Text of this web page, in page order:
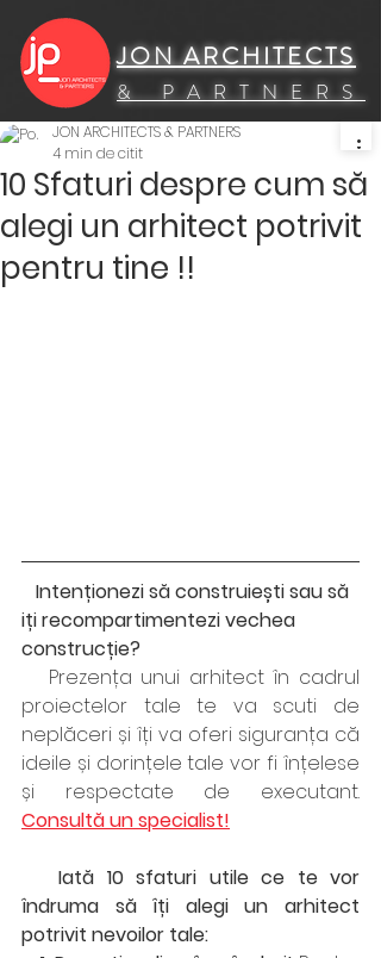
JON ARCHITECTS
& PARTNERS
10 Sfaturi despre cum să
alegi un arhitect potrivit
pentru tine !!
JON ARCHITECTS & PARTNERS
4 min de citit
iți recompartimentezi vechea
construcție?
proiectelor tale te va scuti de
neplăceri și îți va oferi siguranța că
ideile și dorințele tale vor fi înțelese
Consultă un specialist!
   Iată 10 sfaturi utile ce te vor
îndruma să îți alegi un arhitect
potrivit nevoilor tale: